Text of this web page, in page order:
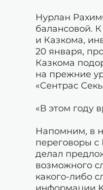
Нурлан
балансовой.
и Казкома,
20 января,
Казкома
на прежние
«Сентрас
«В этом году
Напомним, в
переговоры
делал
возможного
какого-либо
информации